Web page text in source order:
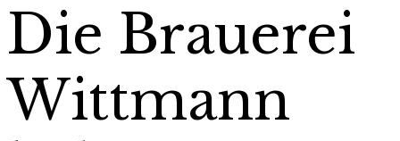
Die Brauerei
Wittmann